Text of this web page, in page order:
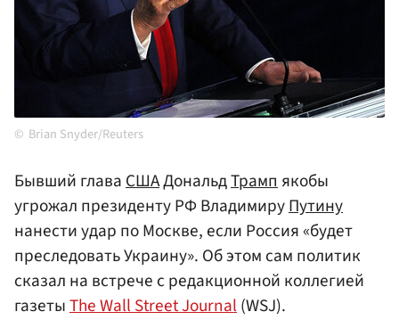
Brian Snyder/Reuters
Бывший главаСШАДональдТрампякобы
угрожал президенту РФ ВладимируПутину
нанести удар по Москве, если Россия «будет
преследовать Украину». Об этом сам политик
сказал на встрече с редакционной коллегией
газетыThe Wall Street Journal(WSJ).